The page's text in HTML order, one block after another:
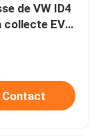
de VW ID4
collecte EV
Contact